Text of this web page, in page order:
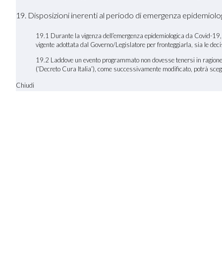
19. Disposizioni inerenti al periodo di emergenza
19.1 Durante la vigenza dell’emergenza epidemiologica da Covid-
vigente adottata dal Governo/Legislatore per fronteggiarla, sia le
19.2 Laddove un evento programmato non dovesse tenersi in
(‘Decreto Cura Italia’), come successivamente modificato, potrà
Chiudi